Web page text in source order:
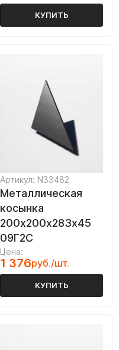
КУПИТЬ
Артикул: N33482
Металлическая
косынка
200х200х283х45
09Г2С
Цена:
1 376руб./шт.
КУПИТЬ